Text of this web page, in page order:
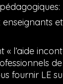
enseignants
l’aide
de
fournir LE